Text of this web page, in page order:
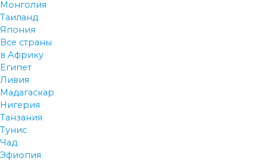
Монголия
Таиланд
Япония
Все страны
в Африку
Египет
Ливия
Мадагаскар
Нигерия
Танзания
Тунис
Чад
Эфиопия